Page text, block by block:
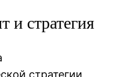
и стратегия